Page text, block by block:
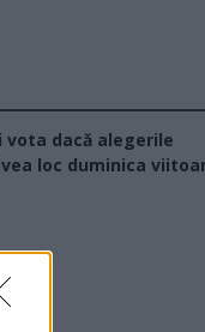
vota dacă alegerile
loc duminica